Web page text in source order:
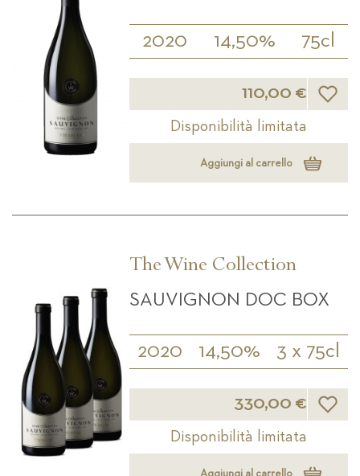
2020 14,50% 75cl
110,00 € Lista
Disponibilità limitata
Aggiungi al carrello
The Wine Collection
SAUVIGNON DOC BOX
2020 14,50% 3 x 75cl
330,00 € Lista
Disponibilità limitata
Aggiungi al carrello